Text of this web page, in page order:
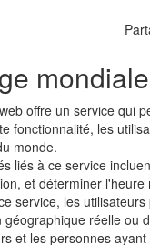
mondiale
offre un service qui
fonctionnalité, les
monde.
liés à ce service
et déterminer l'heure
service, les
géographique réelle ou
et les personnes